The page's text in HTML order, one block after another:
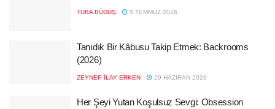
TUBA BÜDÜŞ 5 TEMMUZ 2026
Tanıdık Bir Kâbusu Takip Etmek: Backrooms
(2026)
ZEYNEP İLAY ERKEN 29 HAZIRAN 2026
Her Şeyi Yutan Koşulsuz Sevgi: Obsession